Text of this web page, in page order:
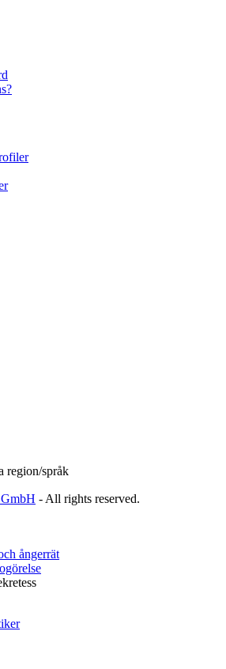
region/språk
- All rights reserved.
ångerrät